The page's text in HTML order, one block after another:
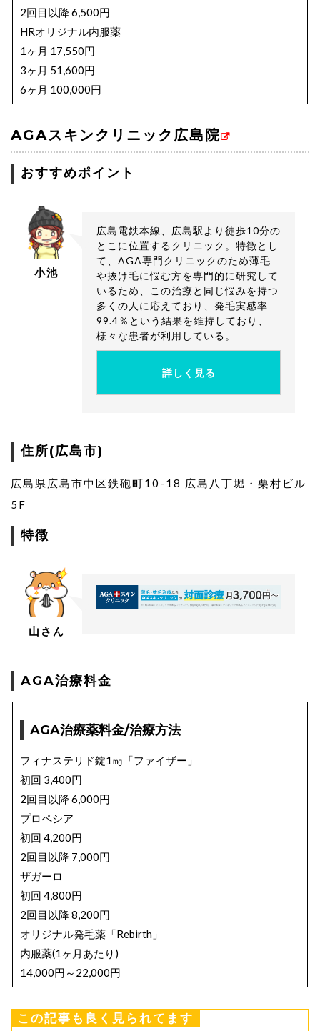
2回目以降 6,500円
HRオリジナル内服薬
1ヶ月 17,550円
3ヶ月 51,600円
6ヶ月 100,000円
ロゲイン 5％（60g）
AGA治療施術内容と料金
血液検査 2,160円
毛髪再生メソセラピー
毛髪再生スマートメソプレミアム
3回 98,000円
6回 192,000円
12回 380,000円
ボトックス注射メソセラピー 1回 68,850円
AGAスキンクリニック広島院
おすすめポイント
小池
広島電鉄本線、広島駅より徒歩10分の
とこに位置するクリニック。特徴とし
て、AGA専門クリニックのため薄毛
や抜け毛に悩む方を専門的に研究して
いるため、この治療と同じ悩みを持つ
多くの人に応えており、発毛実感率
99.4％という結果を維持しており、
様々な患者が利用している。
詳しく見る
住所(広島市)
広島県広島市中区鉄砲町10-18 広島八丁堀・栗村ビル
5F
特徴
山さん
AGA治療料金
AGA治療薬料金/治療方法
フィナステリド錠1㎎「ファイザー」
初回 3,400円
2回目以降 6,000円
プロペシア
初回 4,200円
2回目以降 7,000円
ザガーロ
初回 4,800円
2回目以降 8,200円
オリジナル発毛薬「Rebirth」
内服薬(1ヶ月あたり)
14,000円～22,000円
外用薬(1ヶ月あたり) 14,000円
AGA治療施術内容と料金
この記事も良く見られてます